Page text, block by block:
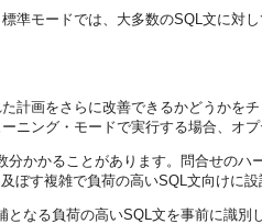
準モードでは、大多数のSQL文に
計画をさらに改善できるかどうか
ニング・モードで実行する場合、オ
かかることがあります。問合せの
す複雑で負荷の高いSQL文向けに設
なる負荷の高いSQL文を事前に識別